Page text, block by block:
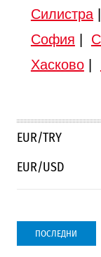
Силистра|
София
Хасково|
EUR/TRY
EUR/USD
ПОСЛЕДНИ